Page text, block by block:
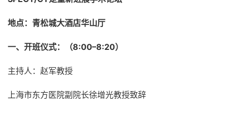
地点：青松城大酒店华山厅
一、开班仪式：（8:00–8:20）
主持人：赵军教授
上海市东方医院副院长徐增光教授致辞